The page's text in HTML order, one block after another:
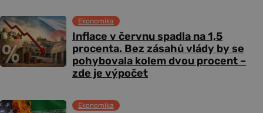
Inflace v červnu spadla na 1,5
procenta. Bez zásahů vlády by se
pohybovala kolem dvou procent –
zde je výpočet
Ekonomika
Ekonomika